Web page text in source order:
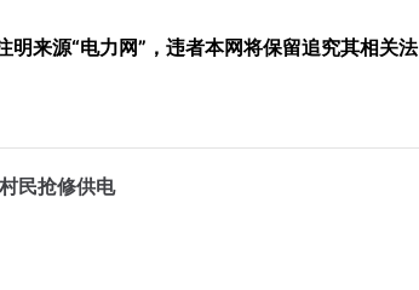
明来源“电力网”，违者本网将保留追究其相关法
民抢修供电